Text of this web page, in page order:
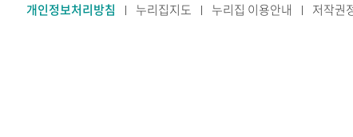
개인정보처리방침 누리집지도 누리집 이용안내 저작권